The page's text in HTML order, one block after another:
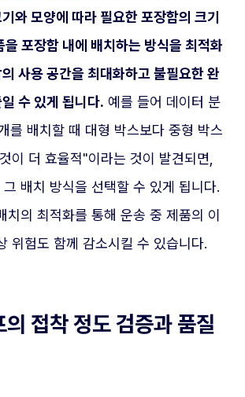
와 모양에 따라 필요한 포장함의 크기
을 포장함 내에 배치하는 방식을 최적화
사용 공간을 최대화하고 불필요한 완
수 있게 됩니다. 예를 들어 데이터 분
를 배치할 때 대형 박스보다 중형 박스
이 더 효율적"이라는 것이 발견되면,
배치 방식을 선택할 수 있게 됩니다.
치의 최적화를 통해 운송 중 제품의 이
위험도 함께 감소시킬 수 있습니다.
접착 정도 검증과 품질